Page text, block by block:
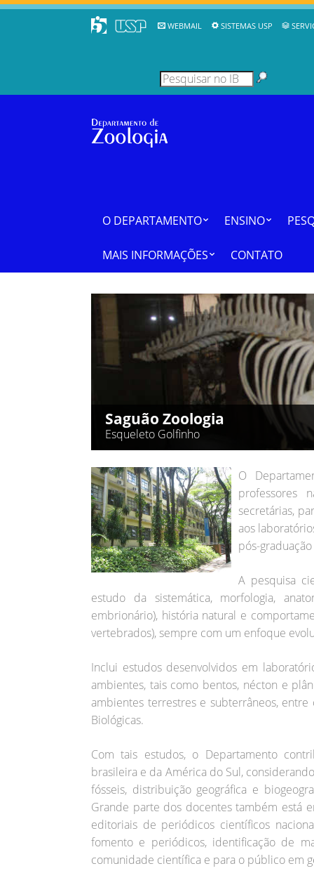
WEBMAIL SISTEMAS USP
O DEPARTAMENTO ENSINO
MAIS INFORMAÇÕES CONTATO
Saguão Zoologia
Esqueleto Golfinho
O
professores
secretárias,
aos
pós-
A pesquisa
estudo da sistemática, morfologia,
embrionário), história natural e
vertebrados), sempre com um enfoque
Inclui estudos desenvolvidos em
ambientes, tais como bentos, nécton e
ambientes terrestres e subterrâneos,
Biológicas.
Com tais estudos, o Departamento
brasileira e da América do Sul,
fósseis, distribuição geográfica e
Grande parte dos docentes também está
editoriais de periódicos científicos
fomento e periódicos, identificação de
comunidade científica e para o público em